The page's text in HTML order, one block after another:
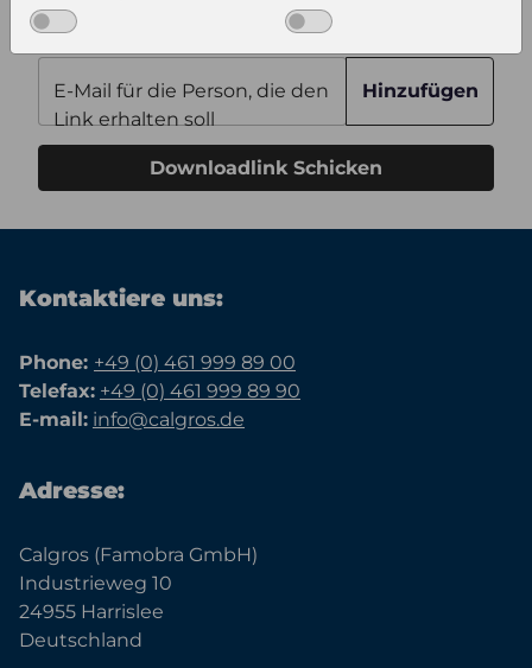
Keiner
E-Mail für die Person, die den
Link erhalten soll
Hinzufügen
Downloadlink Schicken
Kontaktiere uns:
Phone: +49 (0) 461 999 89 00
Telefax: +49 (0) 461 999 89 90
E-mail: info@calgros.de
Adresse:
Calgros (Famobra GmbH)
Industrieweg 10
24955 Harrislee
Deutschland